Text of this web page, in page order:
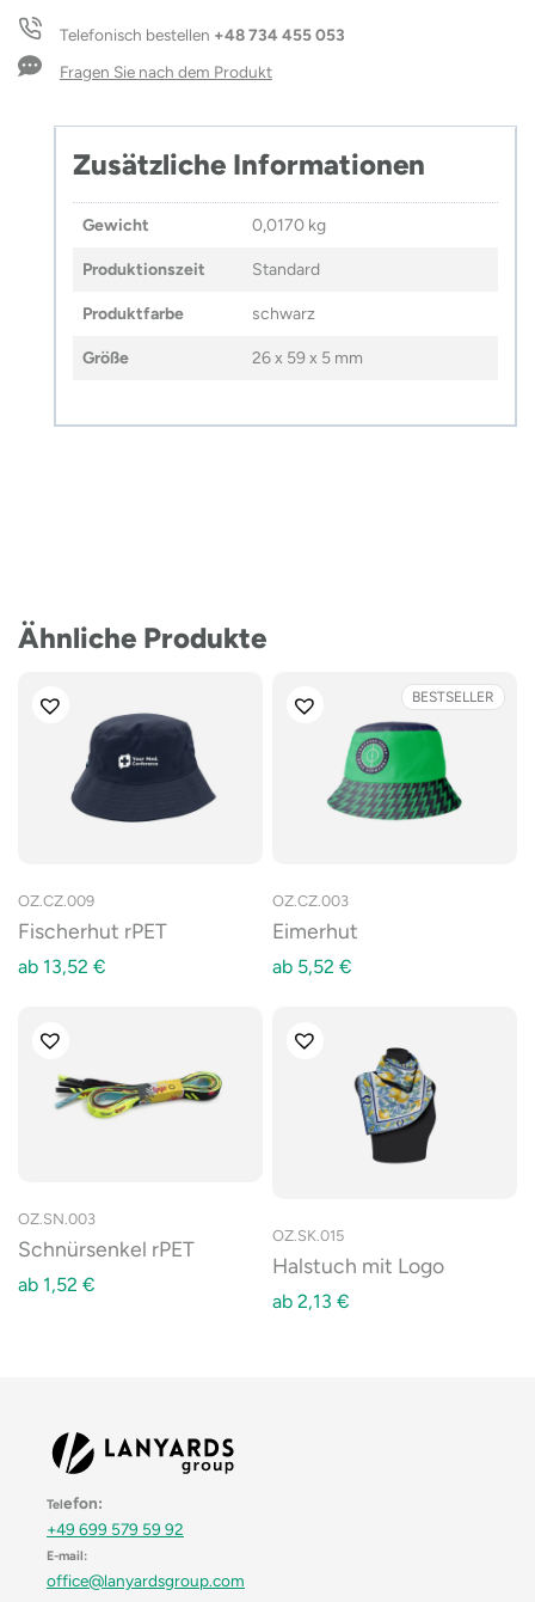
ERO
MengeTelefonisch bestellen +48 734 455 053
Fragen Sie nach dem Produkt
Zusätzliche Informationen
Gewicht 0,0170 kg
Produktionszeit Standard
Produktfarbe schwarz
Größe 26 x 59 x 5 mm
Ähnliche Produkte
OZ.CZ.009
Fischerhut rPET
ab 13,52 €
BESTSELLER
OZ.CZ.003
Eimerhut
ab 5,52 €
OZ.SN.003
Schnürsenkel rPET
ab 1,52 €
OZ.SK.015
Halstuch mit Logo
ab 2,13 €
Telefon:
+49 699 579 59 92
E-mail:
office@lanyardsgroup.com